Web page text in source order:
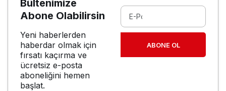
Bültenimize
Abone Olabilirsin
Yeni haberlerden
haberdar olmak için
fırsatı kaçırma ve
ücretsiz e-posta
aboneliğini hemen
başlat.
ABONE OL